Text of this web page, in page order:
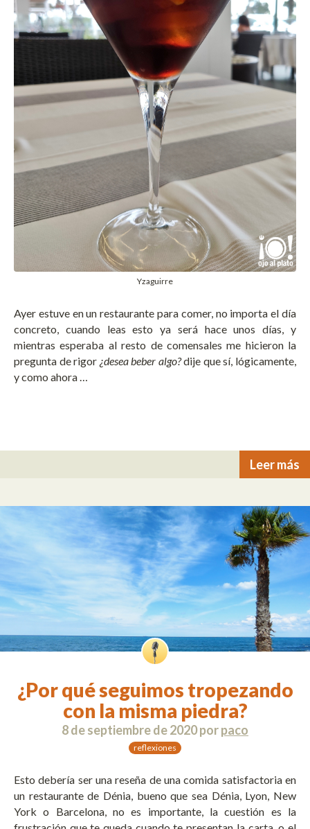
Yzaguirre
Ayer estuve en un restaurante para comer, no importa el día
concreto, cuando leas esto ya será hace unos días, y
mientras esperaba al resto de comensales me hicieron la
pregunta de rigor ¿desea beber algo?dije que sí, lógicamente,
y como ahora …
Leer más
¿Por qué seguimos tropezando
con la misma piedra?
8 de septiembre de 2020porpaco
reflexiones
Esto debería ser una reseña de una comida satisfactoria en
un restaurante de Dénia, bueno que sea Dénia, Lyon, New
York o Barcelona, no es importante, la cuestión es la